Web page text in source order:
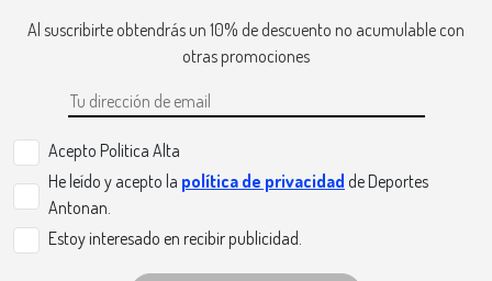
Al suscribirte obtendrás un 10% de descuento no acumulable con
otras promociones
Acepto Politica Alta
He leído y acepto la política de privacidad de Deportes
Antonan.
Estoy interesado en recibir publicidad.